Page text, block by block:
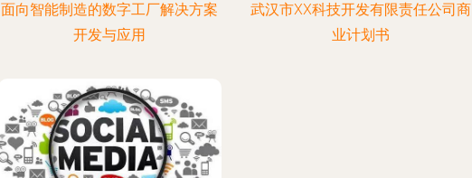
面向智能制造的数字工厂解决方案
开发与应用
武汉市XX科技开发有限责任公司商
业计划书